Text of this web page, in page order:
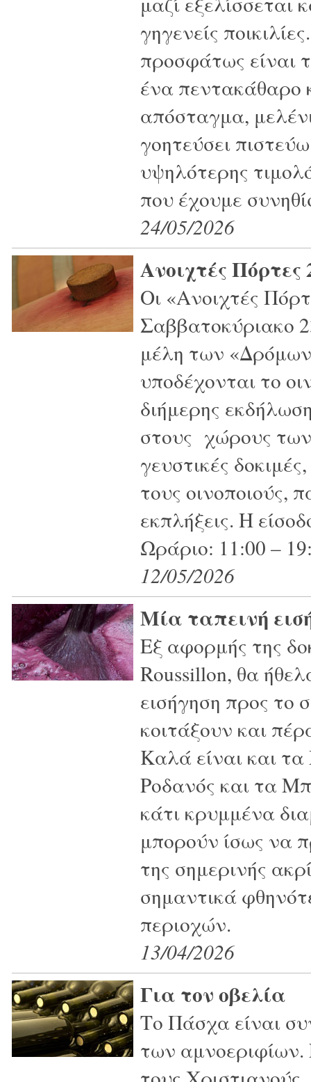
γηγενείς
προσφάτως είναι
ένα πεντακάθαρο
απόσταγμα,
γοητεύσει
υψηλότερης
που έχουμε
24/05/2026
Ανοιχτές Πόρτες
Οι «Ανοιχτές
Σαββατοκύριακο
μέλη των
υποδέχονται το
διήμερης
στους χώρους των
γευστικές
τους οινοποιούς,
εκπλήξεις. Η
Ωράριο: 11:00 –
12/05/2026
Μία ταπεινή
Εξ αφορμής της
Roussillon, θα
εισήγηση προς
κοιτάξουν και
Καλά είναι και
Ροδανός και τα
κάτι κρυμμένα
μπορούν ίσως να
της σημερινής
σημαντικά
περιοχών.
13/04/2026
Για τον οβελία
Το Πάσχα είναι
των αμνοεριφίων.